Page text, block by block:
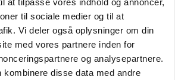
til sociale medier og til at
Vi deler også oplysninger om din
med vores partnere inden for
og analysepartnere.
kombinere disse data med andre